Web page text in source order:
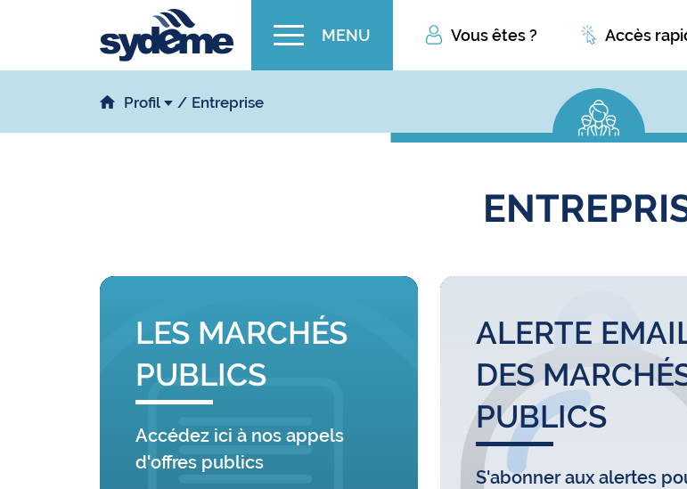
MENU Vous êtes ? Accès
Profil Entreprise
LES MARCHÉS
PUBLICS
Accédez ici à nos appels
d'offres publics
ALERTE
DES
PUBLICS
S'abonner aux alertes